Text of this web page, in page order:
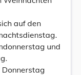
auf den
und
Donnerstag